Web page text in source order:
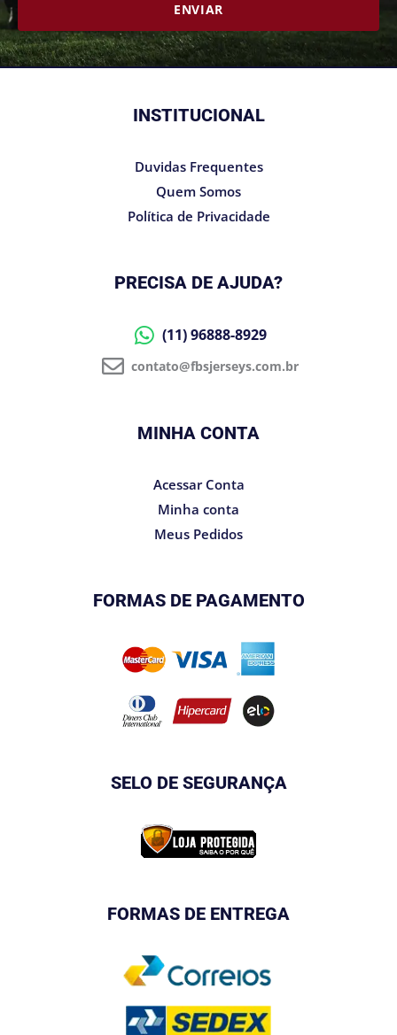
ENVIAR
INSTITUCIONAL
Duvidas Frequentes
Quem Somos
Política de Privacidade
PRECISA DE AJUDA?
(11) 96888-8929
contato@fbsjerseys.com.br
MINHA CONTA
Acessar Conta
Minha conta
Meus Pedidos
FORMAS DE PAGAMENTO
SELO DE SEGURANÇA
FORMAS DE ENTREGA